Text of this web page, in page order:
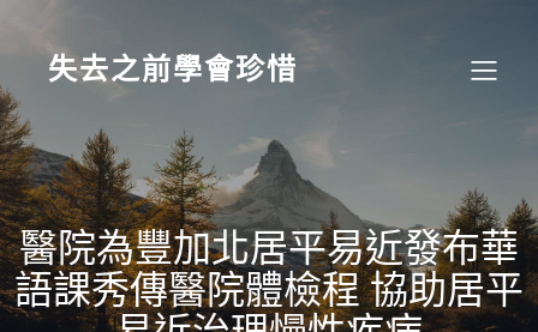
content
失去之前學會珍惜
醫院為豐加北居平易近發布華
語課秀傳醫院體檢程 協助居平